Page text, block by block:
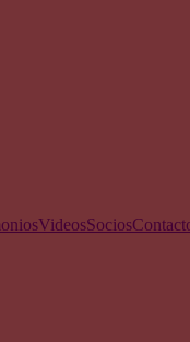
VideosSocios